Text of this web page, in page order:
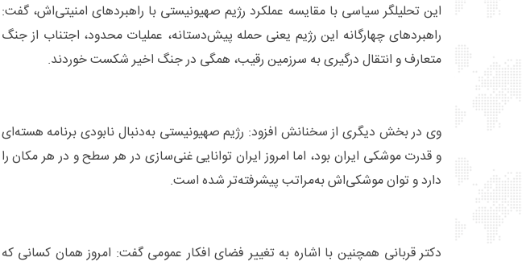
این تحلیلگر سیاسی با مقایسه عملکرد رژیم صهیونیستی با راهبردهای امنیتی‌اش، گفت:
راهبردهای چهارگانه این رژیم یعنی حمله پیش‌دستانه، عملیات محدود، اجتناب از جنگ
متعارف و انتقال درگیری به سرزمین رقیب، همگی در جنگ اخیر شکست خوردند.
وی در بخش دیگری از سخنانش افزود: رژیم صهیونیستی به‌دنبال نابودی برنامه هسته‌ای
و قدرت موشکی ایران بود، اما امروز ایران توانایی غنی‌سازی در هر سطح و در هر مکان را
دارد و توان موشکی‌اش به‌مراتب پیشرفته‌تر شده است.
دکتر قربانی همچنین با اشاره به تغییر فضای افکار عمومی گفت: امروز همان کسانی که